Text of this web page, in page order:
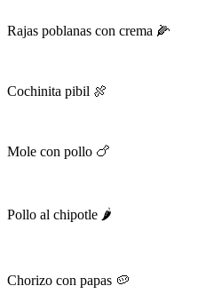
Rajas poblanas con crema 🌽
Cochinita pibil 🍖
Mole con pollo 🍗
Pollo al chipotle 🌶️
Chorizo con papas 🥔